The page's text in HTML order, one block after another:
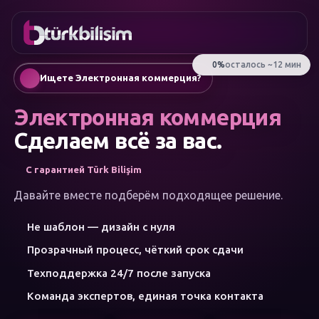
ИЗБРАННОЕ
Мобильное приложение
AI-чат-боты и ассистенты
Управление соцсетями
Google Ads и performance-маркетинг
Электронная коммерция
Искусственный интеллект
Мастерская
Веб-разработка
Мобильные приложения
0216
755 3
555 Ищете Электронная коммерция?
Электронная коммерция
Сделаем всё за вас.
С гарантией Türk Bilişim
Давайте вместе подберём подходящее решение.
Не шаблон — дизайн с нуля
Прозрачный процесс, чёткий срок сдачи
Техподдержка 24/7 после запуска
Команда экспертов, единая точка контакта